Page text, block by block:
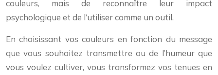
couleurs, mais de reconnaître leur impact
psychologique et de l’utiliser comme un outil.
En choisissant vos couleurs en fonction du message
que vous souhaitez transmettre ou de l’humeur que
vous voulez cultiver, vous transformez vos tenues en